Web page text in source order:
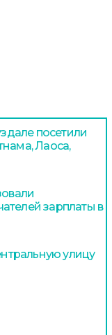
посетили
Лаоса,
зарплаты в
улицу